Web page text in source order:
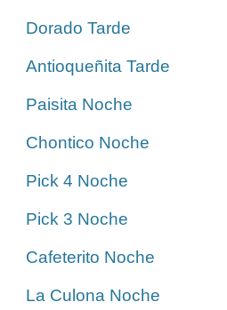
Dorado Tarde
Antioqueñita Tarde
Paisita Noche
Chontico Noche
Pick 4 Noche
Pick 3 Noche
Cafeterito Noche
La Culona Noche